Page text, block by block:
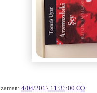
zaman: 4/04/2017 11:33:00 ÖÖ